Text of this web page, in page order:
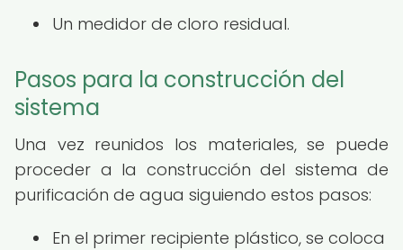
Un medidor de cloro residual.
Pasos para la construcción del
sistema
Una vez reunidos los materiales, se puede
proceder a la construcción del sistema de
purificación de agua siguiendo estos pasos:
En el primer recipiente plástico, se coloca